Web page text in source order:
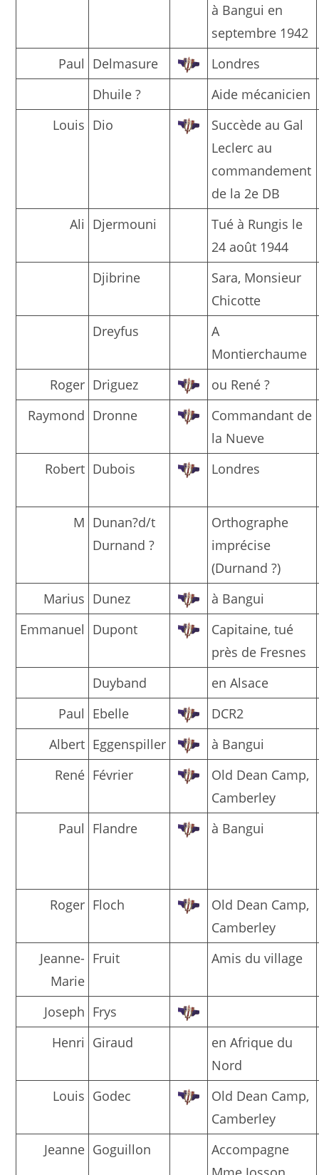
à Bangui en
septembre 1942
Paul Delmasure
Londres
Dhuile ?
Aide mécanicien
Louis Dio
Succède au Gal
Leclerc au
commandement
de la 2e DB
Ali Djermouni
Tué à Rungis le
24 août 1944
Djibrine
Sara, Monsieur
Chicotte
Dreyfus
A
Montierchaume
Roger Driguez
ou René ?
Raymond Dronne
Commandant de
la Nueve
Robert Dubois Londres
M Dunan?d/t
Durnand ?
Orthographe
imprécise
(Durnand ?)
Marius Dunez
à Bangui
Emmanuel Dupont
Capitaine, tué
près de Fresnes
Duyband
en Alsace
Paul Ebelle
DCR2
Albert Eggenspiller
à Bangui
René Février
Old Dean Camp,
Camberley
Paul Flandre à Bangui
Roger Floch
Old Dean Camp,
Camberley
Jeanne-
Marie
Fruit Amis du village
Joseph Frys
Henri Giraud
en Afrique du
Nord
Louis Godec
Old Dean Camp,
Camberley
Jeanne Goguillon
Accompagne